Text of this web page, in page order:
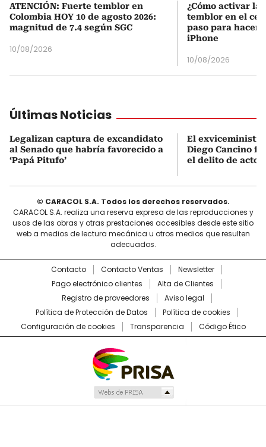
ATENCIÓN: Fuerte temblor en
Colombia HOY 10 de agosto 2026:
magnitud de 7.4 según SGC
10/08/2026
¿Cómo activar la
temblor en el
paso para
iPhone
10/08/2026
Últimas Noticias
Legalizan captura de excandidato
al Senado que habría favorecido a
‘Papá Pitufo’
El
Diego Cancino
el delito de acto
© CARACOL S.A. Todos los derechos reservados.
CARACOL S.A. realiza una reserva expresa de las reproducciones y
usos de las obras y otras prestaciones accesibles desde este sitio
web a medios de lectura mecánica u otros medios que resulten
adecuados.
Contacto Contacto Ventas
Newsletter
Pago electrónico clientes
Alta de Clientes
Registro de proveedores
Aviso legal
Política de Protección de Datos
Política de cookies
Configuración de cookies
Transparencia Código Ético